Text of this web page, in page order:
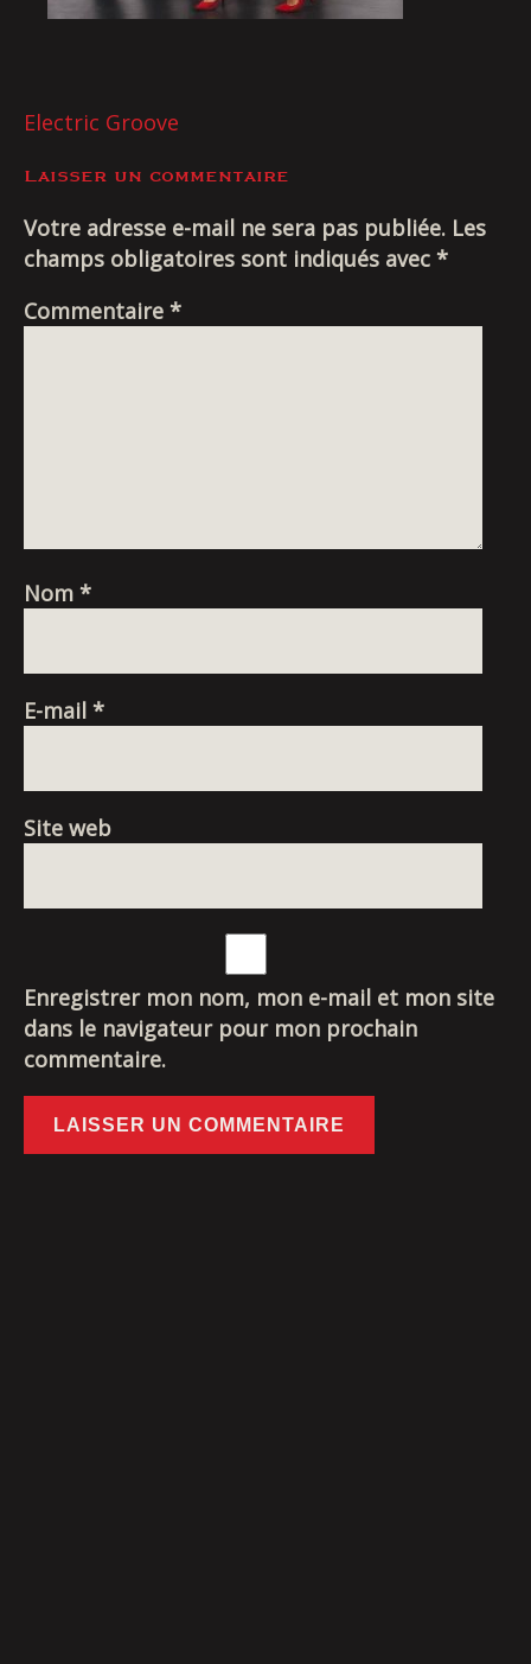
Livraison
NAVIGATION
DE
L’ARTICLE
Electric Groove
Laisser un commentaire
Votre adresse e-mail ne sera pas publiée. Les
champs obligatoires sont indiqués avec *
Commentaire *
Nom *
E-mail *
Site web
Enregistrer mon nom, mon e-mail et mon site
dans le navigateur pour mon prochain
commentaire.